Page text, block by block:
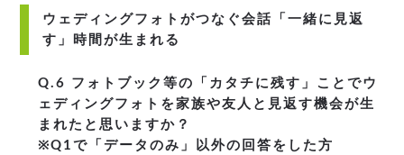
ウェディングフォトがつなぐ会話「一緒に見返
す」時間が生まれる
Q.6 フォトブック等の「カタチに残す」ことでウ
ェディングフォトを家族や友人と見返す機会が生
まれたと思いますか？
※Q1で「データのみ」以外の回答をした方